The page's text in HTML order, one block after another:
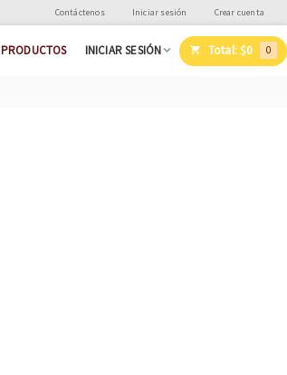
Contáctenos Iniciar sesión Crear cuenta
PRODUCTOS INICIAR SESIÓN Total:$0 0